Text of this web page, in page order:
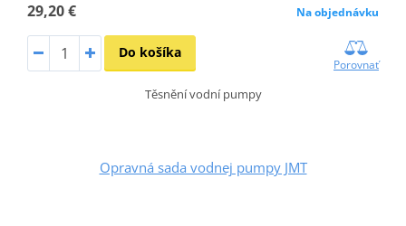
29,20 € Na objednávku
Do košíka
Porovnať
Těsnění vodní pumpy
Opravná sada vodnej pumpy JMT